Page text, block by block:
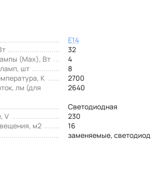
E14
32
(Max), Вт
4
шт
8
К
2700
лм (для
2640
Светодиодная
V
230
м2
16
заменяемые,